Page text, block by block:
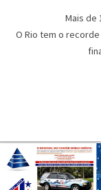
Mais de
O Rio tem o